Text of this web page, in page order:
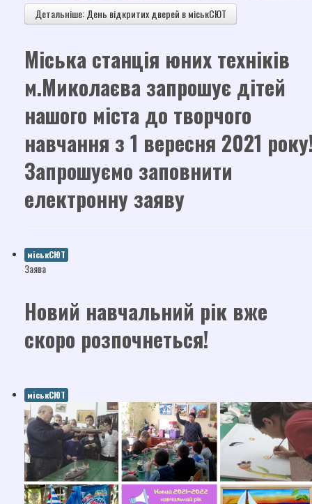
Детальніше: День відкритих дверей в міськСЮТ
Міська станція юних техніків
м.Миколаєва запрошує дітей
нашого міста до творчого
навчання з 1 вересня 2021
Запрошуємо заповнити
електронну заяву
міськСЮТ
Заява
Новий навчальний рік вже
скоро розпочнеться!
міськСЮТ